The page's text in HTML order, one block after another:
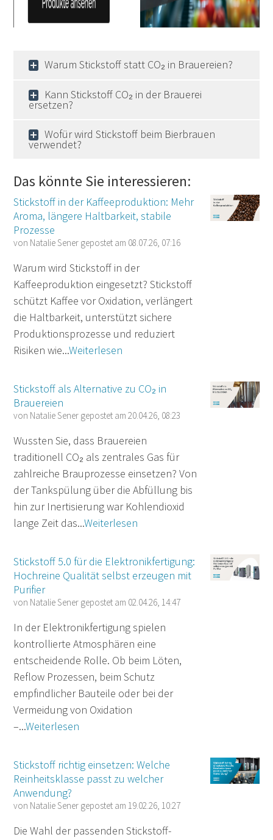
Warum Stickstoff statt CO₂ in Brauereien?
Kann Stickstoff CO₂ in der Brauerei
ersetzen?
Wofür wird Stickstoff beim Bierbrauen
verwendet?
Das könnte Sie interessieren:
Stickstoff in der Kaffeeproduktion: Mehr
Aroma, längere Haltbarkeit, stabile
Prozesse
von Natalie Sener gepostet am 08.07.26, 07:16
Warum wird Stickstoff in der
Kaffeeproduktion eingesetzt? Stickstoff
schützt Kaffee vor Oxidation, verlängert
die Haltbarkeit, unterstützt sichere
Produktionsprozesse und reduziert
Risiken wie...Weiterlesen
Stickstoff als Alternative zu CO₂ in
Brauereien
von Natalie Sener gepostet am 20.04.26, 08:23
Wussten Sie, dass Brauereien
traditionell CO₂ als zentrales Gas für
zahlreiche Brauprozesse einsetzen? Von
der Tankspülung über die Abfüllung bis
hin zur Inertisierung war Kohlendioxid
lange Zeit das...Weiterlesen
Stickstoff 5.0 für die Elektronikfertigung:
Hochreine Qualität selbst erzeugen mit
Purifier
von Natalie Sener gepostet am 02.04.26, 14:47
In der Elektronikfertigung spielen
kontrollierte Atmosphären eine
entscheidende Rolle. Ob beim Löten,
Reflow Prozessen, beim Schutz
empfindlicher Bauteile oder bei der
Vermeidung von Oxidation
–...Weiterlesen
Stickstoff richtig einsetzen: Welche
Reinheitsklasse passt zu welcher
Anwendung?
von Natalie Sener gepostet am 19.02.26, 10:27
Die Wahl der passenden Stickstoff-